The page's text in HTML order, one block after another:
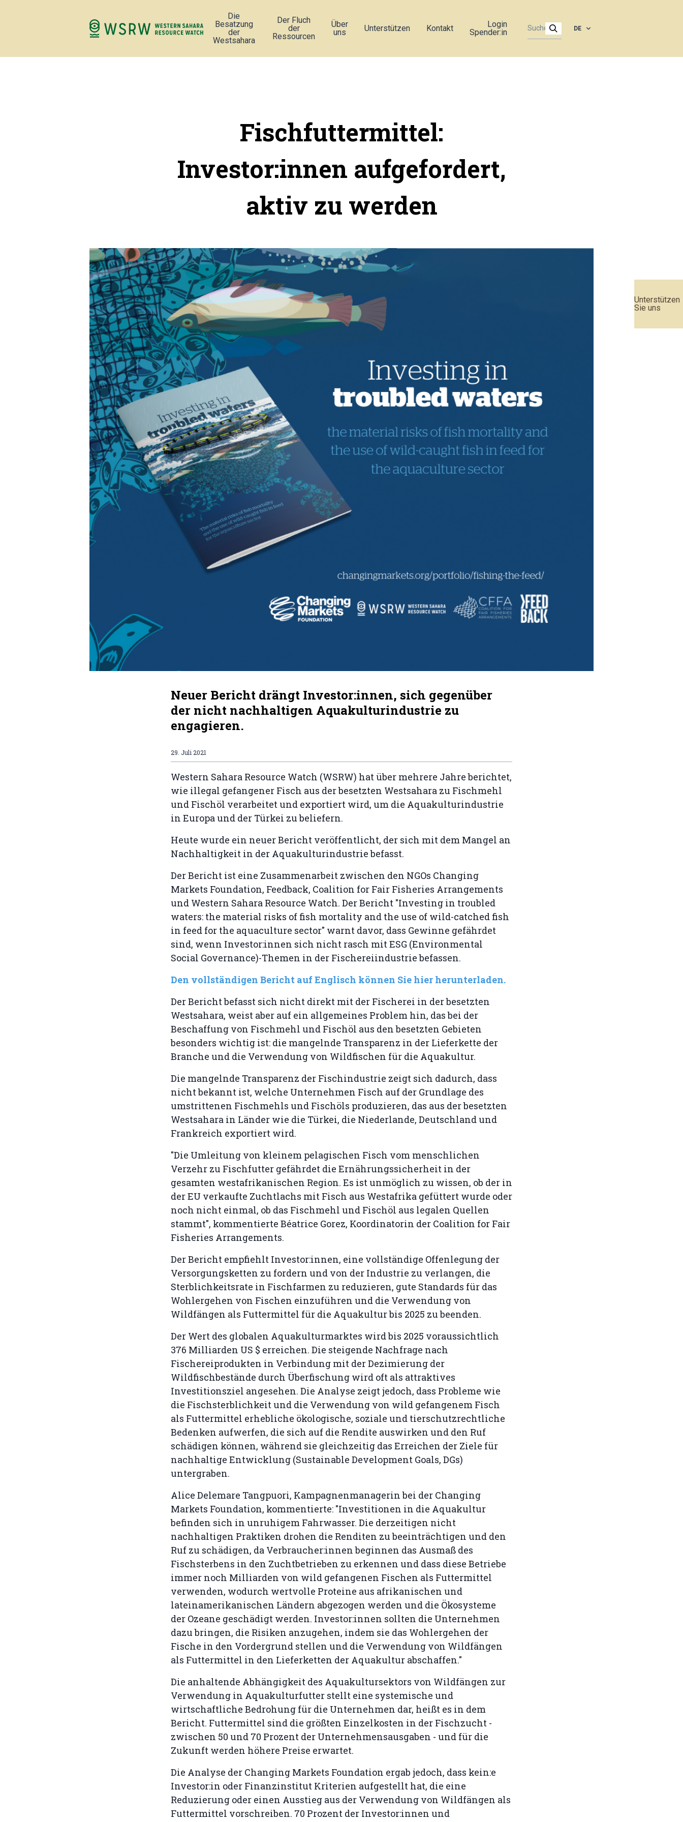
Unterstützen
Sie uns
Die
Besatzung
der
Westsahara
Der Fluch
der
Ressourcen
Über
uns
Unterstützen Kontakt
Login
Spender:in
DE
Fischfuttermittel:
Investor:innen aufgefordert,
aktiv zu werden
Neuer Bericht drängt Investor:innen, sich gegenüber
der nicht nachhaltigen Aquakulturindustrie zu
engagieren.
29. Juli 2021
Western Sahara Resource Watch (WSRW) hat über mehrere Jahre berichtet,
wie illegal gefangener Fisch aus der besetzten Westsahara zu Fischmehl
und Fischöl verarbeitet und exportiert wird, um die Aquakulturindustrie
in Europa und der Türkei zu beliefern.
Heute wurde ein neuer Bericht veröffentlicht, der sich mit dem Mangel an
Nachhaltigkeit in der Aquakulturindustrie befasst.
Der Bericht ist eine Zusammenarbeit zwischen den NGOs Changing
Markets Foundation, Feedback, Coalition for Fair Fisheries Arrangements
und Western Sahara Resource Watch. Der Bericht "Investing in troubled
waters: the material risks of fish mortality and the use of wild-catched fish
in feed for the aquaculture sector" warnt davor, dass Gewinne gefährdet
sind, wenn Investor:innen sich nicht rasch mit ESG (Environmental
Social Governance)-Themen in der Fischereiindustrie befassen.
Den vollständigen Bericht auf Englisch können Sie hier herunterladen.
Der Bericht befasst sich nicht direkt mit der Fischerei in der besetzten
Westsahara, weist aber auf ein allgemeines Problem hin, das bei der
Beschaffung von Fischmehl und Fischöl aus den besetzten Gebieten
besonders wichtig ist: die mangelnde Transparenz in der Lieferkette der
Branche und die Verwendung von Wildfischen für die Aquakultur.
Die mangelnde Transparenz der Fischindustrie zeigt sich dadurch, dass
nicht bekannt ist, welche Unternehmen Fisch auf der Grundlage des
umstrittenen Fischmehls und Fischöls produzieren, das aus der besetzten
Westsahara in Länder wie die Türkei, die Niederlande, Deutschland und
Frankreich exportiert wird.
"Die Umleitung von kleinem pelagischen Fisch vom menschlichen
Verzehr zu Fischfutter gefährdet die Ernährungssicherheit in der
gesamten westafrikanischen Region. Es ist unmöglich zu wissen, ob der in
der EU verkaufte Zuchtlachs mit Fisch aus Westafrika gefüttert wurde oder
noch nicht einmal, ob das Fischmehl und Fischöl aus legalen Quellen
stammt", kommentierte Béatrice Gorez, Koordinatorin der Coalition for Fair
Fisheries Arrangements.
Der Bericht empfiehlt Investor:innen, eine vollständige Offenlegung der
Versorgungsketten zu fordern und von der Industrie zu verlangen, die
Sterblichkeitsrate in Fischfarmen zu reduzieren, gute Standards für das
Wohlergehen von Fischen einzuführen und die Verwendung von
Wildfängen als Futtermittel für die Aquakultur bis 2025 zu beenden.
Der Wert des globalen Aquakulturmarktes wird bis 2025 voraussichtlich
376 Milliarden US $ erreichen. Die steigende Nachfrage nach
Fischereiprodukten in Verbindung mit der Dezimierung der
Wildfischbestände durch Überfischung wird oft als attraktives
Investitionsziel angesehen. Die Analyse zeigt jedoch, dass Probleme wie
die Fischsterblichkeit und die Verwendung von wild gefangenem Fisch
als Futtermittel erhebliche ökologische, soziale und tierschutzrechtliche
Bedenken aufwerfen, die sich auf die Rendite auswirken und den Ruf
schädigen können, während sie gleichzeitig das Erreichen der Ziele für
nachhaltige Entwicklung (Sustainable Development Goals, DGs)
untergraben.
Alice Delemare Tangpuori, Kampagnenmanagerin bei der Changing
Markets Foundation, kommentierte: "Investitionen in die Aquakultur
befinden sich in unruhigem Fahrwasser. Die derzeitigen nicht
nachhaltigen Praktiken drohen die Renditen zu beeinträchtigen und den
Ruf zu schädigen, da Verbraucher:innen beginnen das Ausmaß des
Fischsterbens in den Zuchtbetrieben zu erkennen und dass diese Betriebe
immer noch Milliarden von wild gefangenen Fischen als Futtermittel
verwenden, wodurch wertvolle Proteine aus afrikanischen und
lateinamerikanischen Ländern abgezogen werden und die Ökosysteme
der Ozeane geschädigt werden. Investor:innen sollten die Unternehmen
dazu bringen, die Risiken anzugehen, indem sie das Wohlergehen der
Fische in den Vordergrund stellen und die Verwendung von Wildfängen
als Futtermittel in den Lieferketten der Aquakultur abschaffen."
Die anhaltende Abhängigkeit des Aquakultursektors von Wildfängen zur
Verwendung in Aquakulturfutter stellt eine systemische und
wirtschaftliche Bedrohung für die Unternehmen dar, heißt es in dem
Bericht. Futtermittel sind die größten Einzelkosten in der Fischzucht -
zwischen 50 und 70 Prozent der Unternehmensausgaben - und für die
Zukunft werden höhere Preise erwartet.
Die Analyse der Changing Markets Foundation ergab jedoch, dass kein:e
Investor:in oder Finanzinstitut Kriterien aufgestellt hat, die eine
Reduzierung oder einen Ausstieg aus der Verwendung von Wildfängen als
Futtermittel vorschreiben. 70 Prozent der Investor:innen und